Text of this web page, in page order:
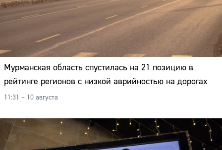
Мурманская область спустилась на 21 позицию в
рейтинге регионов с низкой аврийностью на дорогах
11:31 – 10 августа